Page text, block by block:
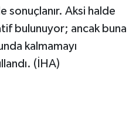
sonuçlanır. Aksi halde
bulunuyor; ancak buna
kalmamayı
(İHA)